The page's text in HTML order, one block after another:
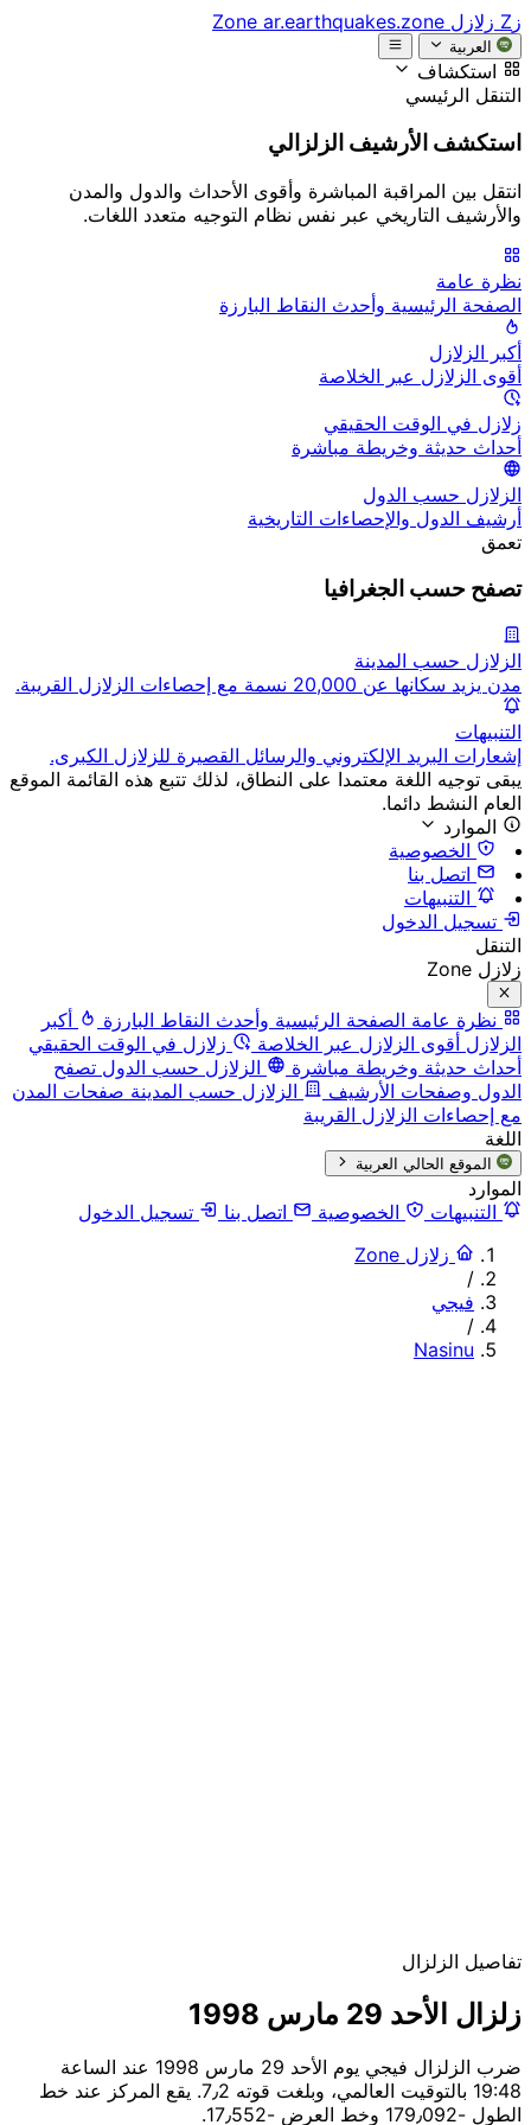
زZ زلازل Zone ar.earthquakes.zone
العربية
استكشاف
التنقل الرئيسي
استكشف الأرشيف الزلزالي
انتقل بين المراقبة المباشرة وأقوى الأحداث والدول والمدن
والأرشيف التاريخي عبر نفس نظام التوجيه متعدد اللغات.
نظرة عامة
الصفحة الرئيسية وأحدث النقاط البارزة
أكبر الزلازل
أقوى الزلازل عبر الخلاصة
زلازل في الوقت الحقيقي
أحداث حديثة وخريطة مباشرة
الزلازل حسب الدول
أرشيف الدول والإحصاءات التاريخية
تعمق
تصفح حسب الجغرافيا
الزلازل حسب المدينة
مدن يزيد سكانها عن 20,000 نسمة مع إحصاءات الزلازل القريبة.
التنبيهات
إشعارات البريد الإلكتروني والرسائل القصيرة للزلازل الكبرى.
يبقى توجيه اللغة معتمدا على النطاق، لذلك تتبع هذه القائمة الموقع
العام النشط دائما.
الموارد
الخصوصية
اتصل بنا
التنبيهات
تسجيل الدخول
التنقل
زلازل Zone
نظرة عامة الصفحة الرئيسية وأحدث النقاط البارزة
أكبر
الزلازل أقوى الزلازل عبر الخلاصة
زلازل في الوقت الحقيقي
أحداث حديثة وخريطة مباشرة
الزلازل حسب الدول تصفح
الدول وصفحات الأرشيف
الزلازل حسب المدينة صفحات المدن
مع إحصاءات الزلازل القريبة
اللغة
الموقع الحالي العربية
الموارد
التنبيهات
الخصوصية اتصل بنا
تسجيل الدخول
زلازل Zone
/
فيجي
/
Nasinu
تفاصيل الزلزال
زلزال الأحد 29 مارس 1998
ضرب الزلزال فيجي يوم الأحد 29 مارس 1998 عند الساعة
19:48 بالتوقيت العالمي، وبلغت قوته 7٫2. يقع المركز عند خط
الطول ؜-179٫092 وخط العرض ؜-17٫552.